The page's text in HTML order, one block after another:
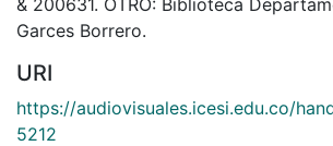
Garces Borrero.
URI
https://audiovisuales.icesi.edu.co/
5212